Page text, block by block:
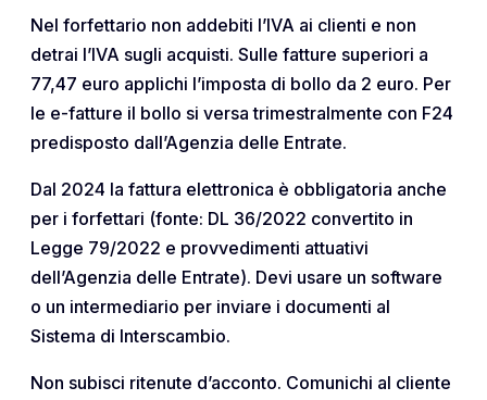
Nel forfettario non addebiti l’IVA ai clienti e non
detrai l’IVA sugli acquisti. Sulle fatture superiori a
77,47 euro applichi l’imposta di bollo da 2 euro. Per
le e-fatture il bollo si versa trimestralmente con F24
predisposto dall’Agenzia delle Entrate.
Dal 2024 la fattura elettronica è obbligatoria anche
per i forfettari (fonte: DL 36/2022 convertito in
Legge 79/2022 e provvedimenti attuativi
dell’Agenzia delle Entrate). Devi usare un software
o un intermediario per inviare i documenti al
Sistema di Interscambio.
Non subisci ritenute d’acconto. Comunichi al cliente